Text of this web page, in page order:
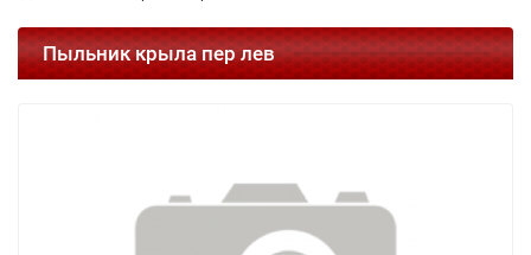
Пыльник крыла пер лев